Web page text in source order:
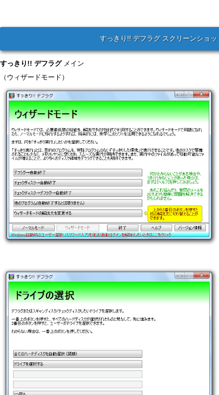
すっきり!! デフラグ スクリーンショッ
すっきり!! デフラグメイン
（ウィザードモード）